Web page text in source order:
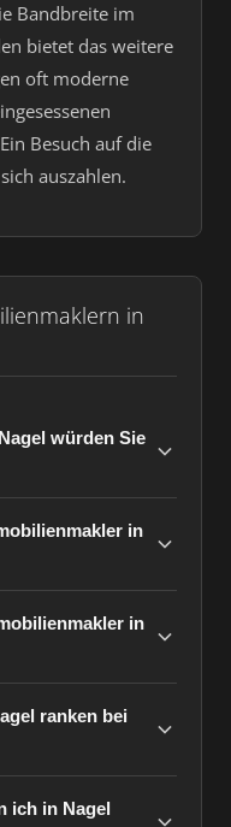
Bandbreite im
bietet das weitere
oft moderne
Besuch auf die
auszahlen.
in
würden Sie
in
in
ranken bei
ich in Nagel